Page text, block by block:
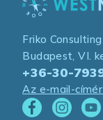
Friko
Budapest, VI.
+36-30-
Az e-mail-